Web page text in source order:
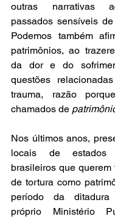
outras narrativas
passados sensíveis
Podemos também
patrimônios, ao
da dor e do
questões
trauma, razão
chamados de
Nos últimos anos,
locais de estados
brasileiros que querem
de tortura como
período da ditadura
próprio Ministério